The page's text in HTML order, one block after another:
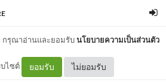
กรุณาอ่านและยอมรับนโยบายความเป็นส่วนตัว
บไซต์ ยอมรับ ไม่ยอมรับ